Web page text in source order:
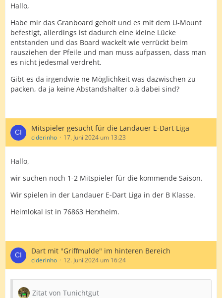
Hallo,
Habe mir das Granboard geholt und es mit dem U-Mount
befestigt, allerdings ist dadurch eine kleine Lücke
entstanden und das Board wackelt wie verrückt beim
rausziehen der Pfeile und man muss aufpassen, dass man
es nicht jedesmal verdreht.
Gibt es da irgendwie ne Möglichkeit was dazwischen zu
packen, da ja keine Abstandshalter o.ä dabei sind?
Mitspieler gesucht für die Landauer E-Dart Liga
ciderinho 17. Juni 2024 um 13:23
Hallo,
wir suchen noch 1-2 Mitspieler für die kommende Saison.
Wir spielen in der Landauer E-Dart Liga in der B Klasse.
Heimlokal ist in 76863 Herxheim.
Dart mit "Griffmulde" im hinteren Bereich
ciderinho 12. Juni 2024 um 16:24
Zitat von Tunichtgut